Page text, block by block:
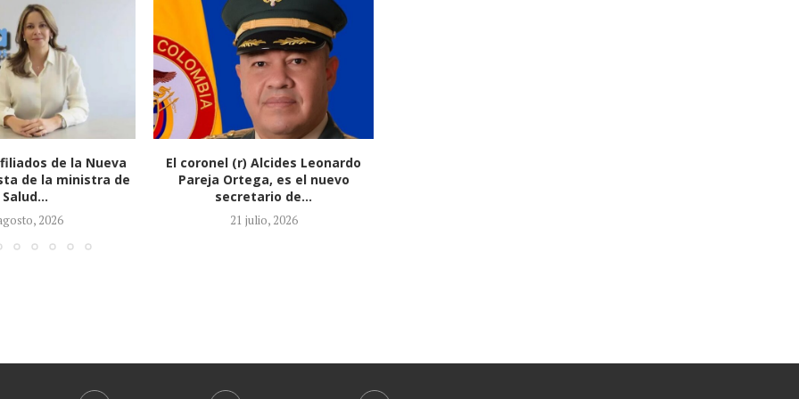
Alcides Leonardo
es el nuevo
de...
julio, 2026
Honorio Henríquez fue elegido
como nuevo presidente del
Senado
21 julio, 2026